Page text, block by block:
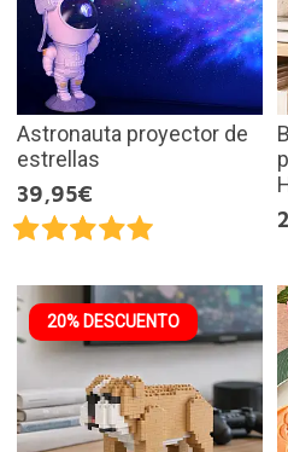
Astronauta proyector de
estrellas
39,95€
20% DESCUENTO